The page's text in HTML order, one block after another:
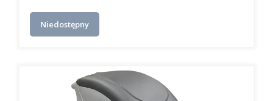
Niedostępny